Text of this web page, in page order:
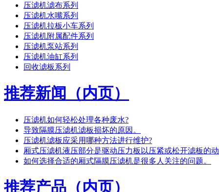
压滤机滤布系列
压滤机水嘴系列
压滤机拉板小车系列
压滤机附属配件系列
压滤机泵站系列
压滤机油缸系列
回收滤板系列
推荐新闻（内页）
压滤机如何轻松处理各种废水?
导致隔膜压滤机滤板损坏的原因。
压滤机滤板应采用哪种方法进行维护?
厢式压滤机液压部分是驱动压力板以压紧或松开滤板的
如何选择合适的厢式隔膜压滤机是很多人关注的问题。
推荐产品（内页）